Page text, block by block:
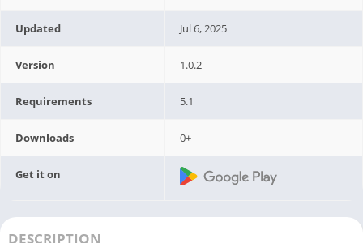
Updated Jul 6, 2025
Version 1.0.2
Requirements 5.1
Downloads 0+
Get it on
DESCRIPTION